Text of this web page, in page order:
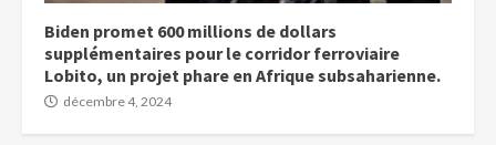
Biden promet 600 millions de dollars
supplémentaires pour le corridor ferroviaire
Lobito, un projet phare en Afrique subsaharienne.
décembre 4, 2024